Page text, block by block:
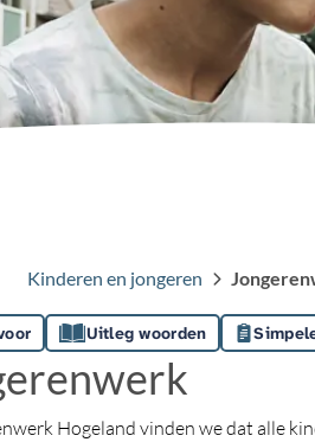
Kinderen en jongeren
Uitleg woorden
Hogeland vinden we dat alle